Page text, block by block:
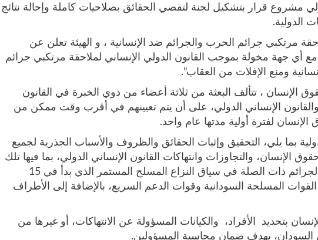
مشروع قرار بتشكيل لجنة لتقصي الحقائق بصلاحيات كاملة وإحالة نتائج
الدولية.
مرتكبي جرائم الحرب والجرائم ضد الإنسانية ، و الهيئة تعلن عن
مع أي جهة مخولة بموجب القانون الدولي الإنساني لملاحقة مرتكبي جرائم
ومنع الإفلات من العقاب”.
، تتألف البعثة من ثلاثة أعضاء من ذوي الخبرة في القانون
والقانون الإنساني الدولي، على أن يتم تعيينهم في أقرب وقت ممكن من
لفترة أولية مدتها عام واحد.
بما يلي، التحقيق وإثبات الحقائق والظروف والأسباب الجذرية لجميع
الإنسان، والتجاوزات وانتهاكات القانون الإنساني الدولي، بما فيها تلك
المرتكبة ضد اللاجئين والجرائم ذات الصلة في سياق النزاع المسلح المستمر الذي بدأ في 15
أبريل 2023 بين القوات المسلحة السودانية وقوات الدعم السريع، بالإضافة إلى الأطراف
بتحديد الأفراد، والكيانات المسؤولة عن الانتهاكات، أو غيرها من
السودان، بهدف ضمان محاسبة المسؤولين.